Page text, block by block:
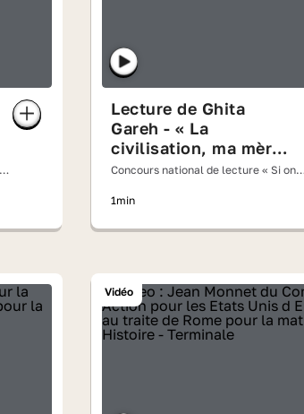
Lecture de Ghita
Gareh - « La
civilisation, ma mère
! » de Driss Chraïbi
Concours national de lecture « Si on
1min
Vidéo